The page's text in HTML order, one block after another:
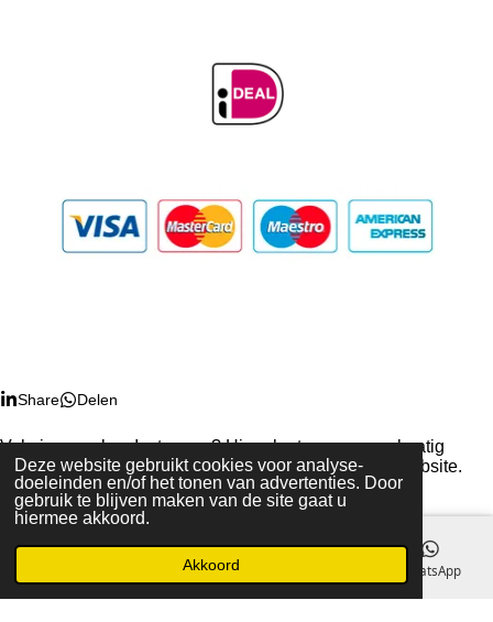
Deze website gebruikt cookies voor analyse-
doeleinden en/of het tonen van advertenties. Door
gebruik te blijven maken van de site gaat u
hiermee akkoord.
Akkoord
s
t
r
a
m
n
t
e
s
t
k
I
n
Share Delen
Volg je ons al op Instagram? Hier plaatsen we regelmatig
nieuwe foto's met productlinks naar de items op de website.
© 2021 - 2026 zjiek.com
Powered byJouwWeb
Telefoonnummer WhatsApp